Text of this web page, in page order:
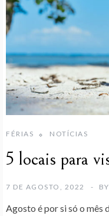
FÉRIAS NOTÍCIAS
5 locais para
7 DE AGOSTO, 2022 BY
Agosto é por si só o mês